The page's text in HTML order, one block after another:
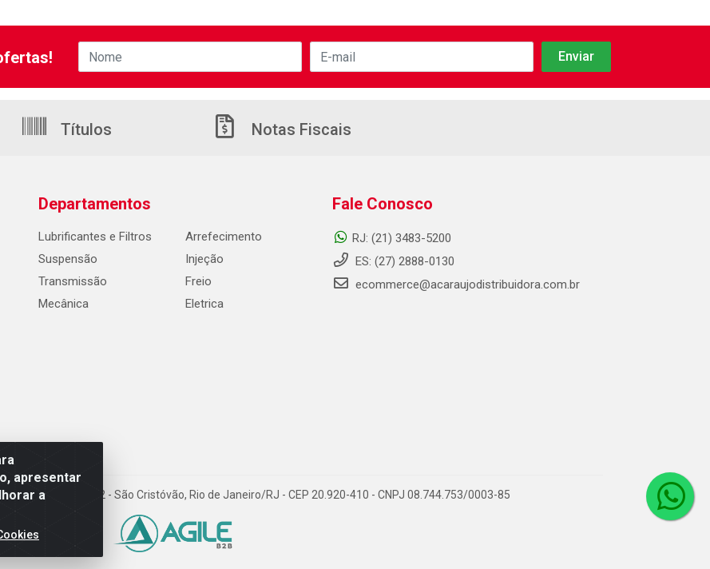
apresentar
a
Títulos Notas Fiscais
Departamentos
Lubrificantes e Filtros
Suspensão
Transmissão
Mecânica
Arrefecimento
Injeção
Freio
Eletrica
Fale Conosco
RJ: (21) 3483-5200
ES: (27) 2888-0130
ecommerce@acaraujodistribuidora.com.br
de Campos, 42 - São Cristóvão, Rio de Janeiro/RJ - CEP 20.920-410 - CNPJ 08.744.753/0003-85